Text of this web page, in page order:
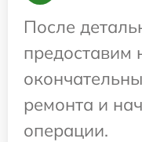
После
предоставим
ремонта и
операции.